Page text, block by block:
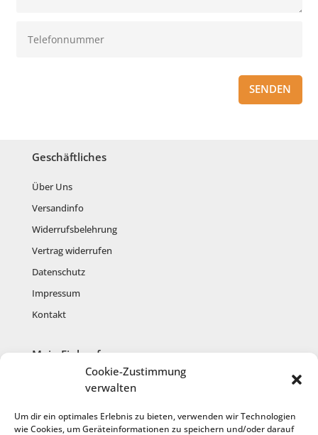
Cookie-Zustimmung
verwalten
Um dir ein optimales Erlebnis zu bieten, verwenden wir Technologien
wie Cookies, um Geräteinformationen zu speichern und/oder darauf
SENDEN
Geschäftliches
Über Uns
Versandinfo
Widerrufsbelehrung
Vertrag widerrufen
Datenschutz
Impressum
Kontakt
Mein Einkauf
Kasse